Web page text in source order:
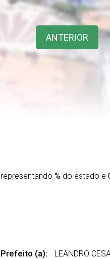
ANTERIOR
% do estado e
(a): LEANDRO